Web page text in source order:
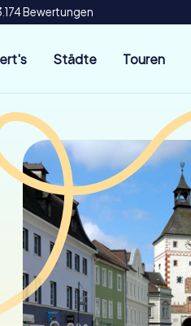
Bewertungen
Städte Touren